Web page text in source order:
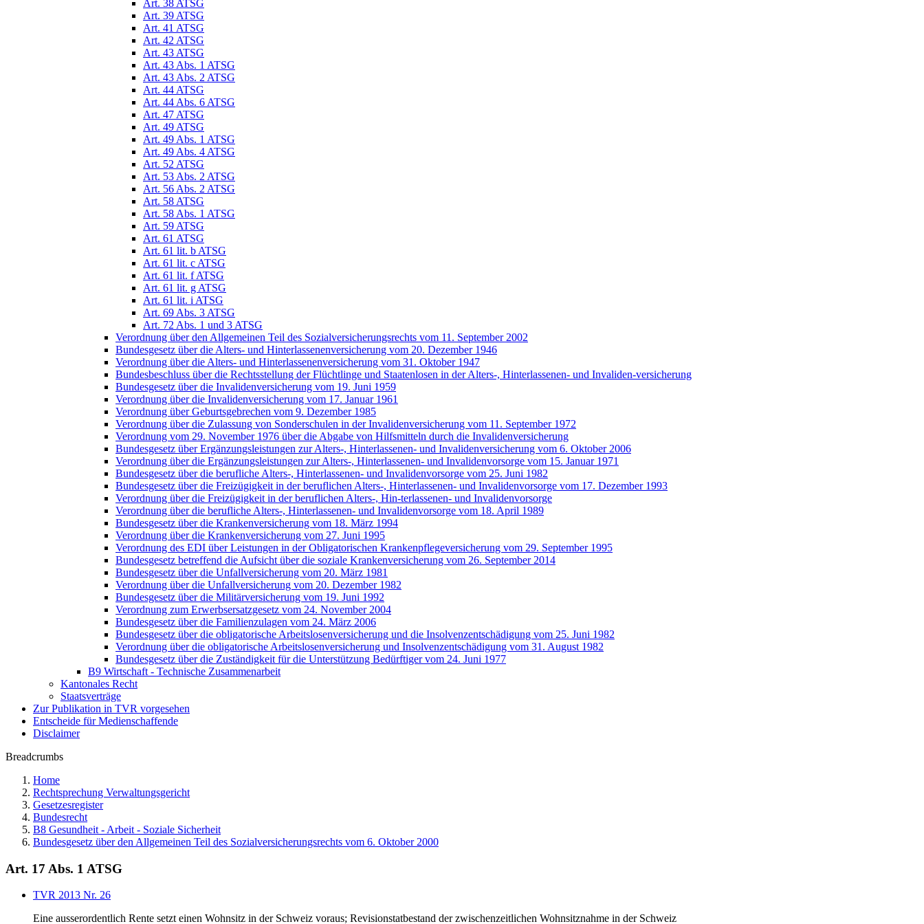
Art. 38 ATSG
Art. 39 ATSG
Art. 41 ATSG
Art. 42 ATSG
Art. 43 ATSG
Art. 43 Abs. 1 ATSG
Art. 43 Abs. 2 ATSG
Art. 44 ATSG
Art. 44 Abs. 6 ATSG
Art. 47 ATSG
Art. 49 ATSG
Art. 49 Abs. 1 ATSG
Art. 49 Abs. 4 ATSG
Art. 52 ATSG
Art. 53 Abs. 2 ATSG
Art. 56 Abs. 2 ATSG
Art. 58 ATSG
Art. 58 Abs. 1 ATSG
Art. 59 ATSG
Art. 61 ATSG
Art. 61 lit. b ATSG
Art. 61 lit. c ATSG
Art. 61 lit. f ATSG
Art. 61 lit. g ATSG
Art. 61 lit. i ATSG
Art. 69 Abs. 3 ATSG
Art. 72 Abs. 1 und 3 ATSG
Verordnung über den Allgemeinen Teil des Sozialversicherungsrechts vom 11. September 2002
Bundesgesetz über die Alters- und Hinterlassenenversicherung vom 20. Dezember 1946
Verordnung über die Alters- und Hinterlassenenversicherung vom 31. Oktober 1947
Bundesbeschluss über die Rechtsstellung der Flüchtlinge und Staatenlosen in der Alters-, Hinterlassenen- und Invaliden-versicherung
Bundesgesetz über die Invalidenversicherung vom 19. Juni 1959
Verordnung über die Invalidenversicherung vom 17. Januar 1961
Verordnung über Geburtsgebrechen vom 9. Dezember 1985
Verordnung über die Zulassung von Sonderschulen in der Invalidenversicherung vom 11. September 1972
Verordnung vom 29. November 1976 über die Abgabe von Hilfsmitteln durch die Invalidenversicherung
Bundesgesetz über Ergänzungsleistungen zur Alters-, Hinterlassenen- und Invalidenversicherung vom 6. Oktober 2006
Verordnung über die Ergänzungsleistungen zur Alters-, Hinterlassenen- und Invalidenvorsorge vom 15. Januar 1971
Bundesgesetz über die berufliche Alters-, Hinterlassenen- und Invalidenvorsorge vom 25. Juni 1982
Bundesgesetz über die Freizügigkeit in der beruflichen Alters-, Hinterlassenen- und Invalidenvorsorge vom 17. Dezember 1993
Verordnung über die Freizügigkeit in der beruflichen Alters-, Hin-terlassenen- und Invalidenvorsorge
Verordnung über die berufliche Alters-, Hinterlassenen- und Invalidenvorsorge vom 18. April 1989
Bundesgesetz über die Krankenversicherung vom 18. März 1994
Verordnung über die Krankenversicherung vom 27. Juni 1995
Verordnung des EDI über Leistungen in der Obligatorischen Krankenpflegeversicherung vom 29. September 1995
Bundesgesetz betreffend die Aufsicht über die soziale Krankenversicherung vom 26. September 2014
Bundesgesetz über die Unfallversicherung vom 20. März 1981
Verordnung über die Unfallversicherung vom 20. Dezember 1982
Bundesgesetz über die Militärversicherung vom 19. Juni 1992
Verordnung zum Erwerbsersatzgesetz vom 24. November 2004
Bundesgesetz über die Familienzulagen vom 24. März 2006
Bundesgesetz über die obligatorische Arbeitslosenversicherung und die Insolvenzentschädigung vom 25. Juni 1982
Verordnung über die obligatorische Arbeitslosenversicherung und Insolvenzentschädigung vom 31. August 1982
Bundesgesetz über die Zuständigkeit für die Unterstützung Bedürftiger vom 24. Juni 1977
B9 Wirtschaft - Technische Zusammenarbeit
Kantonales Recht
Staatsverträge
Zur Publikation in TVR vorgesehen
Entscheide für Medienschaffende
Disclaimer
Breadcrumbs
Home
Rechtsprechung Verwaltungsgericht
Gesetzesregister
Bundesrecht
B8 Gesundheit - Arbeit - Soziale Sicherheit
Bundesgesetz über den Allgemeinen Teil des Sozialversicherungsrechts vom 6. Oktober 2000
Art. 17 Abs. 1 ATSG
TVR 2013 Nr. 26
Eine ausserordentlich Rente setzt einen Wohnsitz in der Schweiz voraus; Revisionstatbestand der zwischenzeitlichen Wohnsitznahme in der Schweiz